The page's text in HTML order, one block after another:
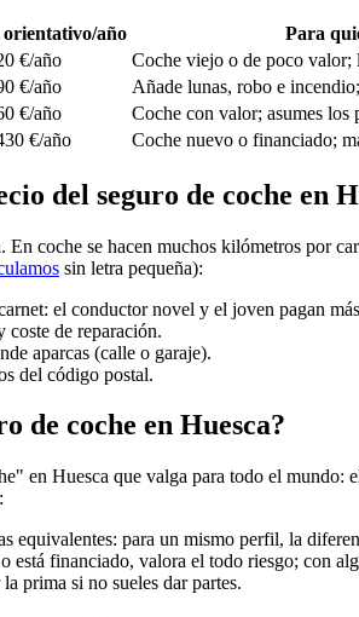
orientativo/año
Para
€/año
Coche viejo o de poco valor;
€/año
Añade lunas, robo e
€/año
Coche con valor; asumes los
€/año Coche nuevo o financiado;
del seguro de coche en
coche se hacen muchos kilómetros por
sin letra pequeña):
el conductor novel y el joven pagan
de reparación.
aparcas (calle o garaje).
del código postal.
de coche en Huesca?
en Huesca que valga para todo el mundo:
equivalentes: para un mismo perfil, la
está financiado, valora el todo riesgo; con
prima si no sueles dar partes.